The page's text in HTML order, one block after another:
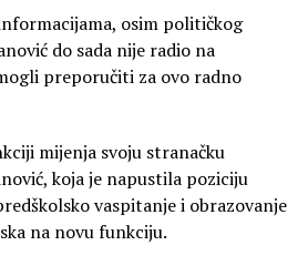
osim političkog
do sada nije radio na
preporučiti za ovo radno
mijenja svoju stranačku
koja je napustila poziciju
vaspitanje i obrazovanje
na novu funkciju.